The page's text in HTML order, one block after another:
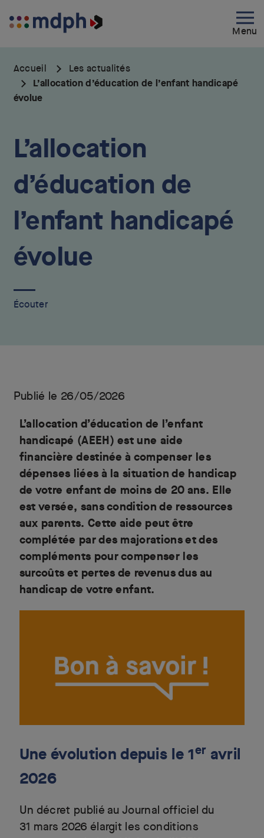
au
Menu
Accueil
Les actualités
L’allocation d’éducation de l’enfant handicapé
évolue
L’allocation
d’éducation de
l’enfant handicapé
évolue
Écouter
Publié le 26/05/2026
L’allocation d’éducation de l’enfant
handicapé (AEEH) est une aide
financière destinée à compenser les
dépenses liées à la situation de handicap
de votre enfant de moins de 20 ans. Elle
est versée, sans condition de ressources
aux parents. Cette aide peut être
complétée par des majorations et des
compléments pour compenser les
surcoûts et pertes de revenus dus au
handicap de votre enfant.
Une évolution depuis le 1er avril
2026
Un décret publié au Journal officiel du
31 mars 2026 élargit les conditions